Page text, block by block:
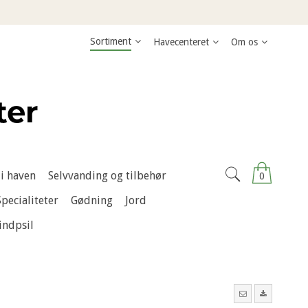
Sortiment Havecenteret Om os
0
haven
Selvvanding og tilbehør
Gødning
Jord